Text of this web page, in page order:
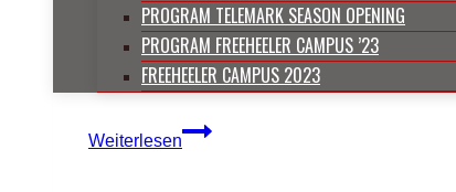
PROGRAM TELEMARK SEASON OPENING
PROGRAM FREEHEELER CAMPUS ’23
FREEHEELER CAMPUS 2023
TELEDAYS
Weiterlesen
TELEDAYS